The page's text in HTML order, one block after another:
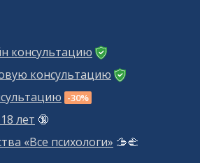
консультацию
консультацию
-30%
лет 🔞
«Все психологи» 🫱‍🫲